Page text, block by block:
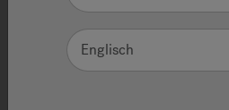
Hause Jacuzzi® unterstreicht
Mission, die sie seit
Englisch